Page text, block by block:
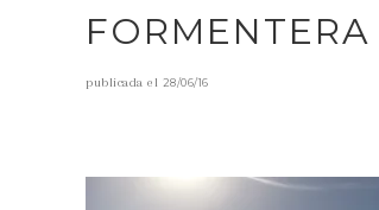
FORMENTERA
publicada el 28/06/16